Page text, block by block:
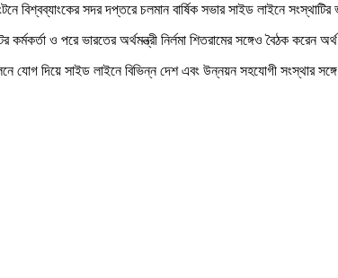
বিশ্বব্যাংকের সদর দপ্তরে চলমান বার্ষিক সভার সাইড লাইনে
কর্মকর্তা ও পরে ভারতের অর্থমন্ত্রী নির্লমা শিতরামের সঙ্গেও বৈঠক
যোগ দিয়ে সাইড লাইনে বিভিন্ন দেশ এবং উন্নয়ন সহযোগী সংস্থার